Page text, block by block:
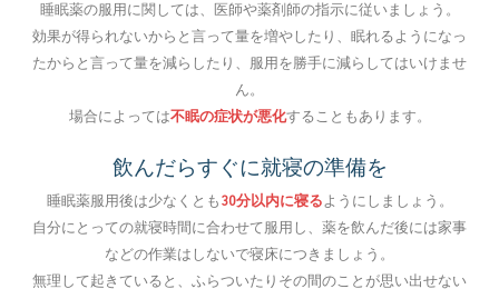
睡眠薬の服用に関しては、医師や薬剤師の指示に従いましょう。
効果が得られないからと言って量を増やしたり、眠れるようになっ
たからと言って量を減らしたり、服用を勝手に減らしてはいけませ
ん。
場合によっては不眠の症状が悪化することもあります。
飲んだらすぐに就寝の準備を
睡眠薬服用後は少なくとも 30分以内に寝る ようにしましょう。
自分にとっての就寝時間に合わせて服用し、薬を飲んだ後には家事
などの作業はしないで寝床につきましょう。
無理して起きていると、ふらついたりその間のことが思い出せない